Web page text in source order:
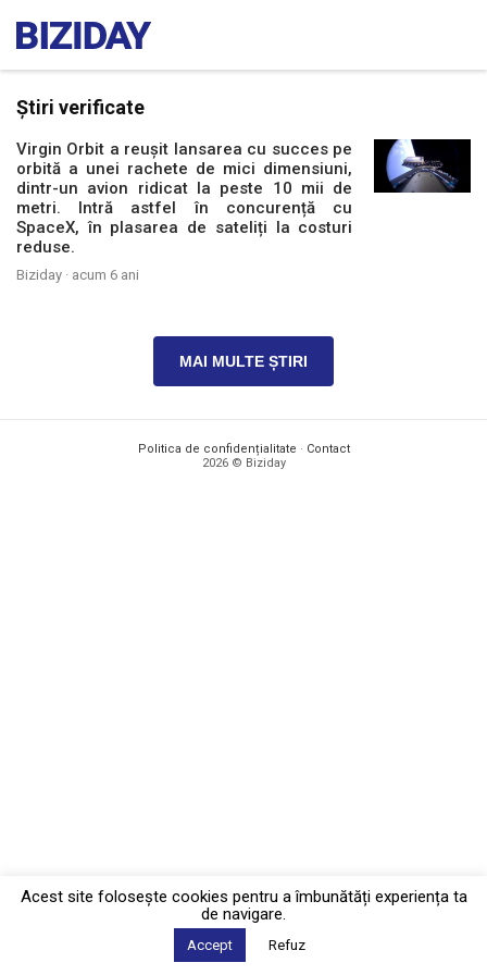
Știri verificate
Virgin Orbit a reușit lansarea cu succes pe
orbită a unei rachete de mici dimensiuni,
dintr-un avion ridicat la peste 10 mii de
metri. Intră astfel în concurență cu
SpaceX, în plasarea de sateliți la costuri
reduse.
Biziday · acum 6 ani
MAI MULTE ȘTIRI
Politica de confidențialitate · Contact
2026 © Biziday
Acest site foloseşte cookies pentru a îmbunătăți experiența ta
de navigare.
Accept Refuz